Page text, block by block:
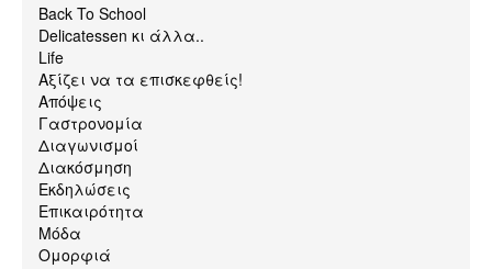
Back To School
Delicatessen κι άλλα..
Life
Αξίζει να τα επισκεφθείς!
Απόψεις
Γαστρονομία
Διαγωνισμοί
Διακόσμηση
Εκδηλώσεις
Επικαιρότητα
Μόδα
Ομορφιά